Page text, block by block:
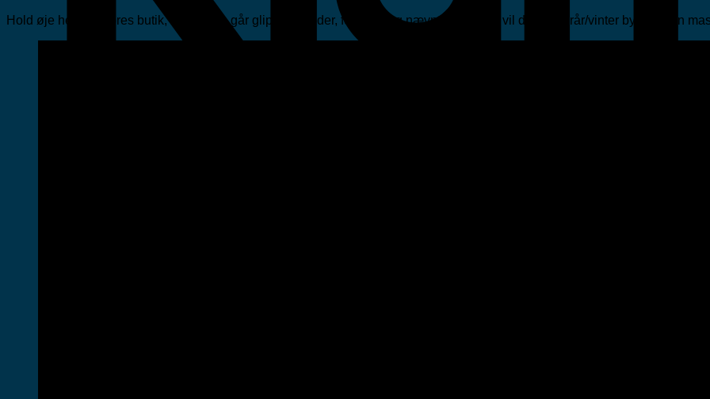
Hold øje her og i vores butik, så du ikke går glip af nyheder, for som jeg nævnte tidligere, vil dette efterår/vinter byde på en